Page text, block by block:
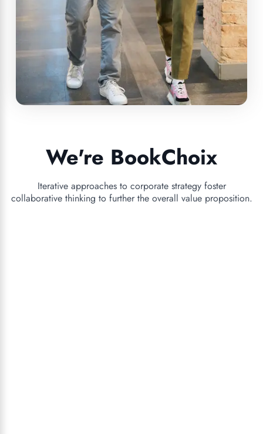
We're BookChoix
Iterative approaches to corporate strategy foster
collaborative thinking to further the overall value proposition.